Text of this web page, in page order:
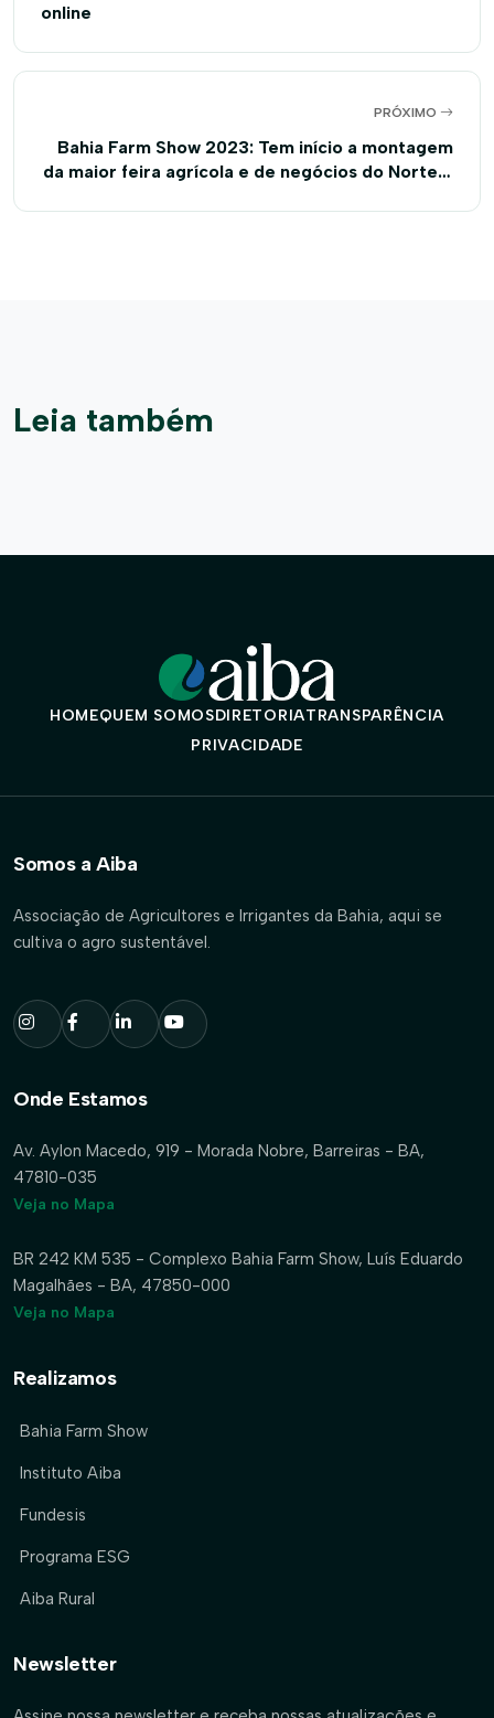
online
PRÓXIMO
Bahia Farm Show 2023: Tem início a montagem
da maior feira agrícola e de negócios do Norte e
Leia também
HOMEQUEM SOMOSDIRETORIATRANSPARÊNCIA
PRIVACIDADE
Somos a Aiba
Associação de Agricultores e Irrigantes da Bahia, aqui se
cultiva o agro sustentável.
Onde Estamos
Av. Aylon Macedo, 919 - Morada Nobre, Barreiras - BA,
47810-035
Veja no Mapa
BR 242 KM 535 - Complexo Bahia Farm Show, Luís Eduardo
Magalhães - BA, 47850-000
Veja no Mapa
Realizamos
Bahia Farm Show
Instituto Aiba
Fundesis
Programa ESG
Aiba Rural
Newsletter